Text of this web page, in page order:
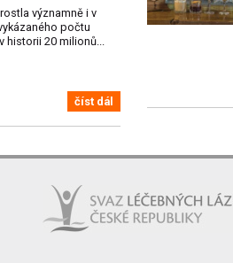
významně i v
počtu
historii 20 milionů...
číst dál